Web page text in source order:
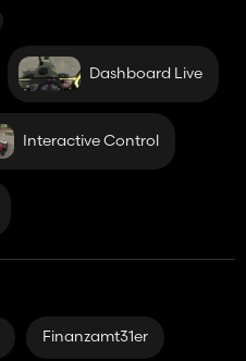
Dashboard Live
Interactive Control
Finanzamt31er